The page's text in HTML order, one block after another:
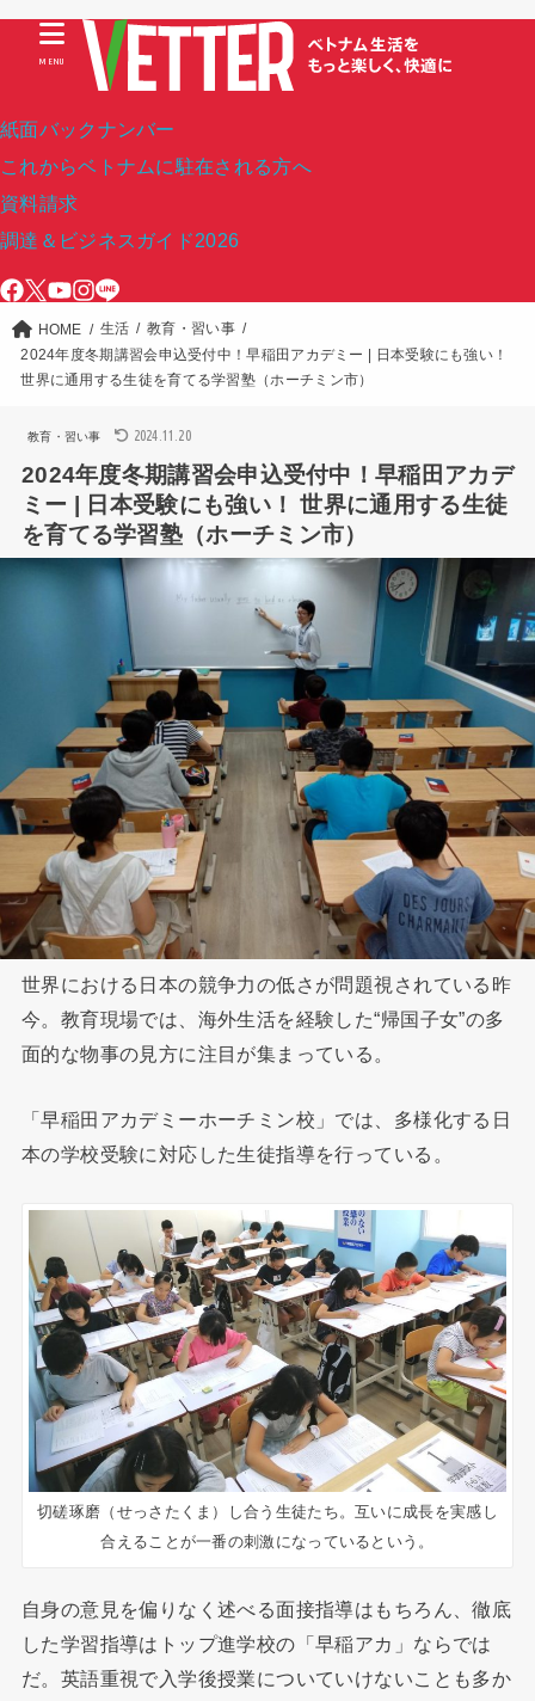
紙面バックナンバー
これからベトナムに駐在される方へ
資料請求
調達＆ビジネスガイド2026
MENU
HOME 生活
教育・習い事
2024年度冬期講習会申込受付中！早稲田アカデミー | 日本受験にも強い！
世界に通用する生徒を育てる学習塾（ホーチミン市）
教育・習い事 2024.11.20
2024年度冬期講習会申込受付中！早稲田アカデ
ミー | 日本受験にも強い！ 世界に通用する生徒
を育てる学習塾（ホーチミン市）
世界における日本の競争力の低さが問題視されている昨
今。教育現場では、海外生活を経験した“帰国子女”の多
面的な物事の見方に注目が集まっている。
「早稲田アカデミーホーチミン校」では、多様化する日
本の学校受験に対応した生徒指導を行っている。
切磋琢磨（せっさたくま）し合う生徒たち。互いに成長を実感し
合えることが一番の刺激になっているという。
自身の意見を偏りなく述べる面接指導はもちろん、徹底
した学習指導はトップ進学校の「早稲アカ」ならでは
だ。英語重視で入学後授業についていけないことも多か